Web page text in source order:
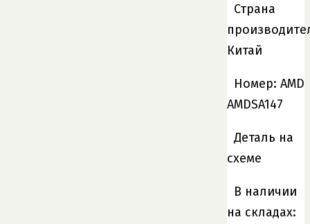
Страна
Китай
Номер: AMD
AMDSA147
Деталь на
схеме
В наличии
на складах: